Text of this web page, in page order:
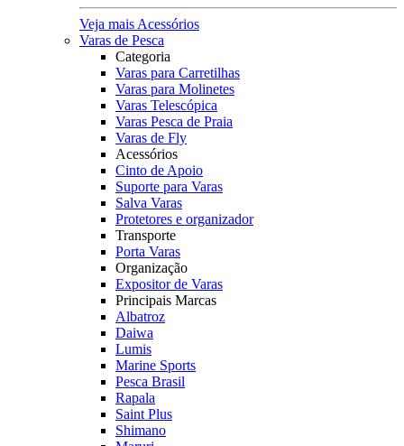
Veja mais Acessórios
Varas de Pesca
Categoria
Varas para Carretilhas
Varas para Molinetes
Varas Telescópica
Varas Pesca de Praia
Varas de Fly
Acessórios
Cinto de Apoio
Suporte para Varas
Salva Varas
Protetores e organizador
Transporte
Porta Varas
Organização
Expositor de Varas
Principais Marcas
Albatroz
Daiwa
Lumis
Marine Sports
Pesca Brasil
Rapala
Saint Plus
Shimano